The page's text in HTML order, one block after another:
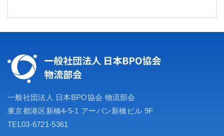
一般社団法人 日本BPO協会 物流部会
東京都港区新橋4-5-1 アーバン新橋ビル 9F
TEL03-6721-5361